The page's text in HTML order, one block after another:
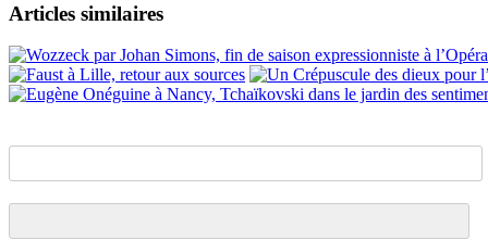
Articles similaires